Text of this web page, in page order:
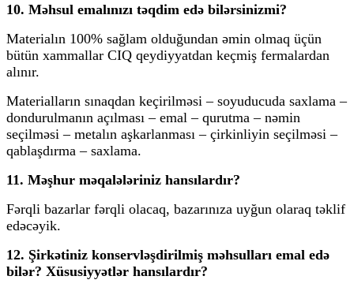
10. Məhsul emalınızı təqdim edə bilərsinizmi?
Materialın 100% sağlam olduğundan əmin olmaq üçün
bütün xammallar CIQ qeydiyyatdan keçmiş fermalardan
alınır.
Materialların sınaqdan keçirilməsi – soyuducuda saxlama –
dondurulmanın açılması – emal – qurutma – nəmin
seçilməsi – metalın aşkarlanması – çirkinliyin seçilməsi –
qablaşdırma – saxlama.
11. Məşhur məqalələriniz hansılardır?
Fərqli bazarlar fərqli olacaq, bazarınıza uyğun olaraq təklif
edəcəyik.
12. Şirkətiniz konservləşdirilmiş məhsulları emal edə
bilər? Xüsusiyyətlər hansılardır?